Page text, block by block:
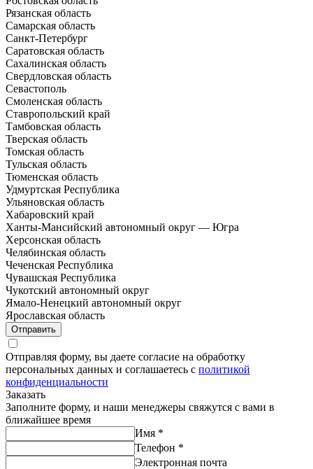
Рязанская область
Самарская область
Санкт-Петербург
Саратовская область
Сахалинская область
Свердловская область
Севастополь
Смоленская область
Ставропольский край
Тамбовская область
Тверская область
Томская область
Тульская область
Тюменская область
Удмуртская Республика
Ульяновская область
Хабаровский край
Ханты-Мансийский автономный округ — Югра
Херсонская область
Челябинская область
Чеченская Республика
Чувашская Республика
Чукотский автономный округ
Ямало-Ненецкий автономный округ
Ярославская область
Отправить
Отправляя форму, вы даете согласие на обработку
персональных данных и соглашаетесь с политикой
конфиденциальности
Заказать
Заполните форму, и наши менеджеры свяжутся с вами в
ближайшее время
Имя *
Телефон *
Электронная почта